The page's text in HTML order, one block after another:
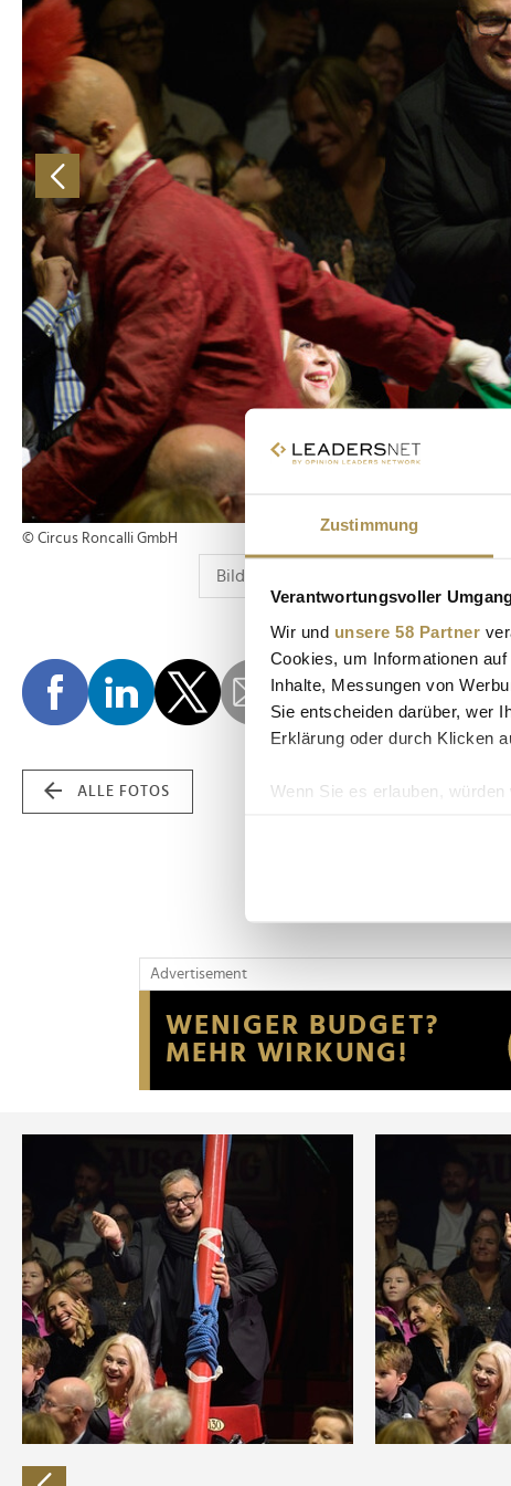
Zustimmung
Verantwortungsvoller
Wir und unsere 58 Partner
Cookies, um Informationen
Inhalte, Messungen von
Sie entscheiden darüber, wer
Erklärung oder durch Klicken
Wenn Sie es erlauben, würden
Erfahren Sie mehr darüber,
Wir verwenden Cookies, um
Website an unsere Partner für
möglicherweise mit weiteren
der Dienste gesammelt haben.
© Circus Roncalli GmbH
ALLE FOTOS
Advertisement